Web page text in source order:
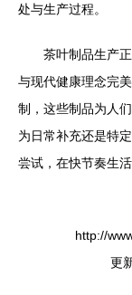
处与生产过程。
茶叶制品生产
与现代健康理念完
制，这些制品为人
为日常补充还是特
尝试，在快节奏生
http://
更